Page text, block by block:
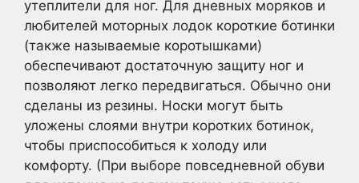
утеплители для ног. Для дневных моряков и
любителей моторных лодок короткие ботинки
(также называемые коротышками)
обеспечивают достаточную защиту ног и
позволяют легко передвигаться. Обычно они
сделаны из резины. Носки могут быть
уложены слоями внутри коротких ботинок,
чтобы приспособиться к холоду или
комфорту. (При выборе повседневной обуви